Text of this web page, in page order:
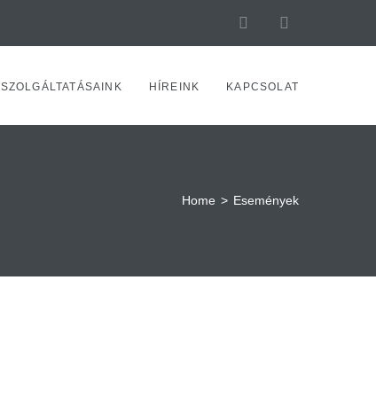
SZOLGÁLTATÁSAINK HÍREINK KAPCSOLAT
Home > Események